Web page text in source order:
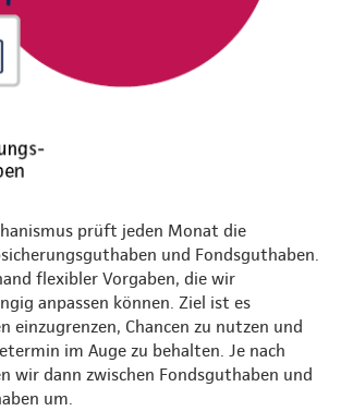
prüft jeden Monat die
und Fondsguthaben.
flexibler Vorgaben, die wir
anpassen können. Ziel ist es
einzugrenzen, Chancen zu nutzen und
im Auge zu behalten. Je nach
wir dann zwischen Fondsguthaben und
um.